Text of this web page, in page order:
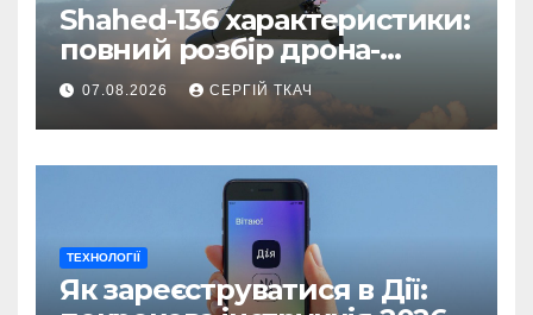
Shahed-136 характеристики:
повний розбір дрона-
камікадзе
07.08.2026 СЕРГІЙ ТКАЧ
ТЕХНОЛОГІЇ
Як зареєструватися в Дії: